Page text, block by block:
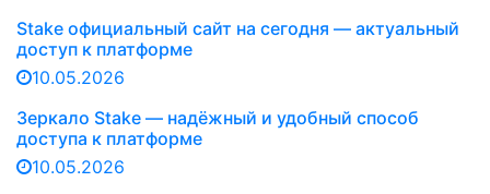
Stake официальный сайт на сегодня — актуальный
доступ к платформе
10.05.2026
Зеркало Stake — надёжный и удобный способ
доступа к платформе
10.05.2026